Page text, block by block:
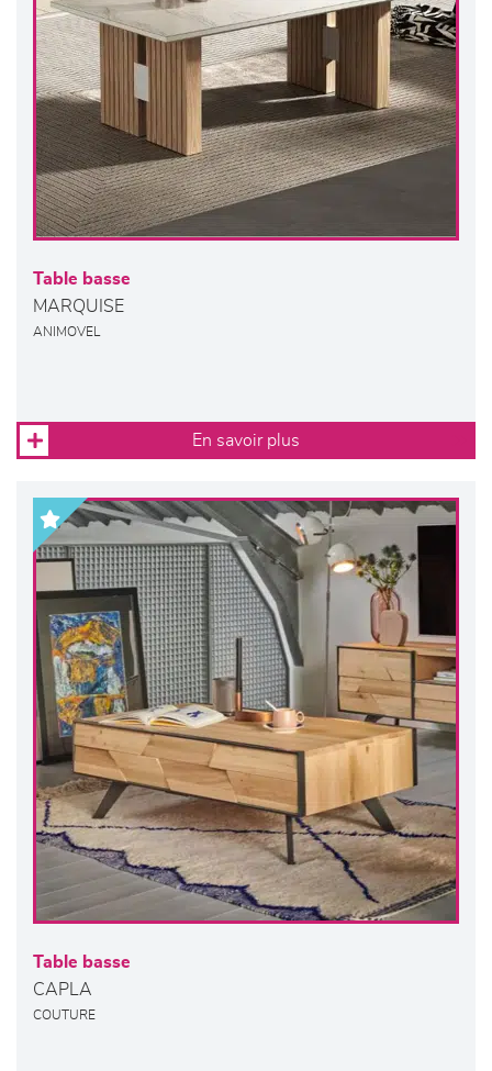
Table basse
MARQUISE
ANIMOVEL
En savoir plus
Table basse
CAPLA
COUTURE